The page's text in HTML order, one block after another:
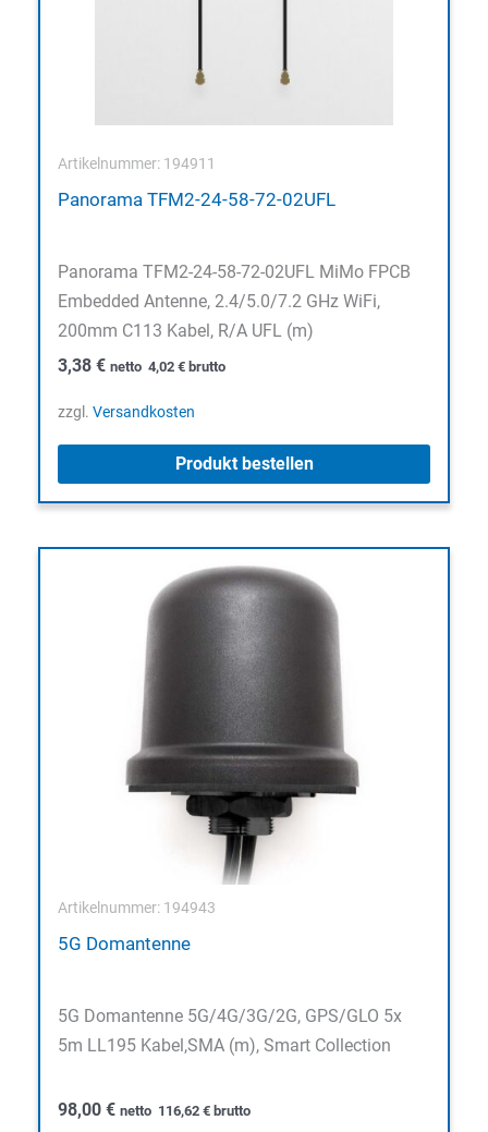
Artikelnummer: 194911
Panorama TFM2-24-58-72-02UFL
Panorama TFM2-24-58-72-02UFL MiMo FPCB
Embedded Antenne, 2.4/5.0/7.2 GHz WiFi,
200mm C113 Kabel, R/A UFL (m)
3,38 € netto 4,02 € brutto
zzgl. Versandkosten
Produkt bestellen
Artikelnummer: 194943
5G Domantenne
5G Domantenne 5G/4G/3G/2G, GPS/GLO 5x
5m LL195 Kabel,SMA (m), Smart Collection
98,00 € netto 116,62 € brutto